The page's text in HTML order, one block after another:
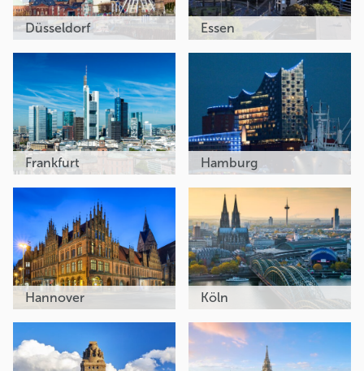
Düsseldorf Essen
Frankfurt Hamburg
Hannover Köln